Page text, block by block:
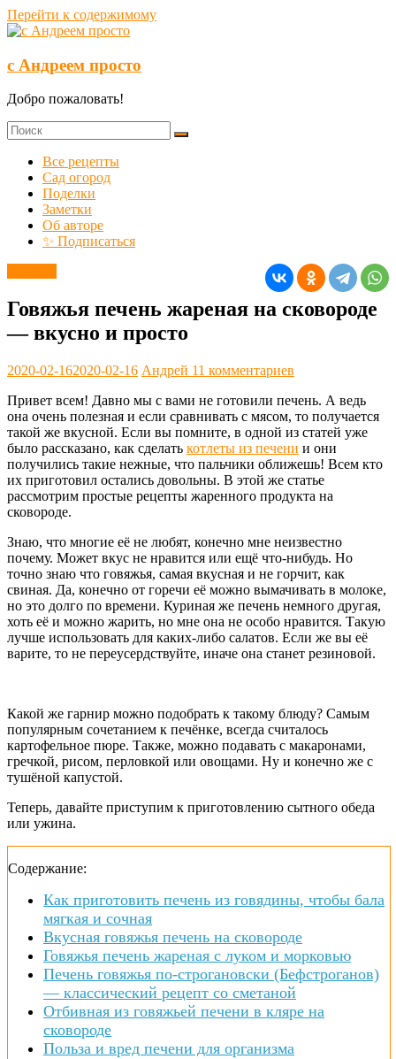
Перейти к содержимому
с Андреем просто
Добро пожаловать!
Все рецепты
Сад огород
Поделки
Заметки
Об авторе
✨ Подписаться
Говяжья печень жареная на сковороде
— вкусно и просто
2020-02-162020-02-16 Андрей 11 комментариев
Привет всем! Давно мы с вами не готовили печень. А ведь
она очень полезная и если сравнивать с мясом, то получается
такой же вкусной. Если вы помните, в одной из статей уже
было рассказано, как сделать котлеты из печени и они
получились такие нежные, что пальчики оближешь! Всем кто
их приготовил остались довольны. В этой же статье
рассмотрим простые рецепты жаренного продукта на
сковороде.
Знаю, что многие её не любят, конечно мне неизвестно
почему. Может вкус не нравится или ещё что-нибудь. Но
точно знаю что говяжья, самая вкусная и не горчит, как
свиная. Да, конечно от горечи её можно вымачивать в молоке,
но это долго по времени. Куриная же печень немного другая,
хоть её и можно жарить, но мне она не особо нравится. Такую
лучше использовать для каких-либо салатов. Если же вы её
варите, то не переусердствуйте, иначе она станет резиновой.
Какой же гарнир можно подобрать к такому блюду? Самым
популярным сочетанием к печёнке, всегда считалось
картофельное пюре. Также, можно подавать с макаронами,
гречкой, рисом, перловкой или овощами. Ну и конечно же с
тушёной капустой.
Теперь, давайте приступим к приготовлению сытного обеда
или ужина.
Содержание:
Как приготовить печень из говядины, чтобы бала
мягкая и сочная
Вкусная говяжья печень на сковороде
Говяжья печень жареная с луком и морковью
Печень говяжья по-строгановски (Бефстроганов)
— классический рецепт со сметаной
Отбивная из говяжьей печени в кляре на
сковороде
Польза и вред печени для организма